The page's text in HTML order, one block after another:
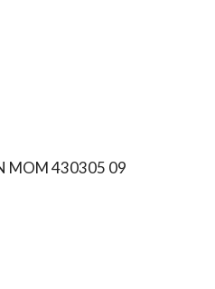
MOM 430305 09